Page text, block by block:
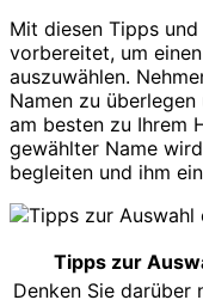
Mit diesen Tipps
vorbereitet, um
auszuwählen.
Namen zu
am besten zu Ihrem
gewählter Name
begleiten und ihm
Tipps zur
Denken Sie darüber